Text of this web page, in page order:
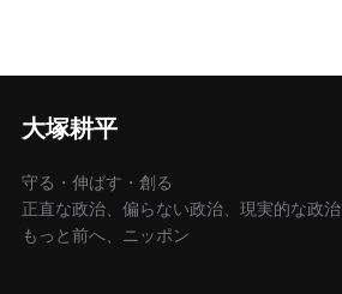
大塚耕平
守る・伸ばす・創る
正直な政治、偏らない政治、現実的な政治
もっと前へ、ニッポン